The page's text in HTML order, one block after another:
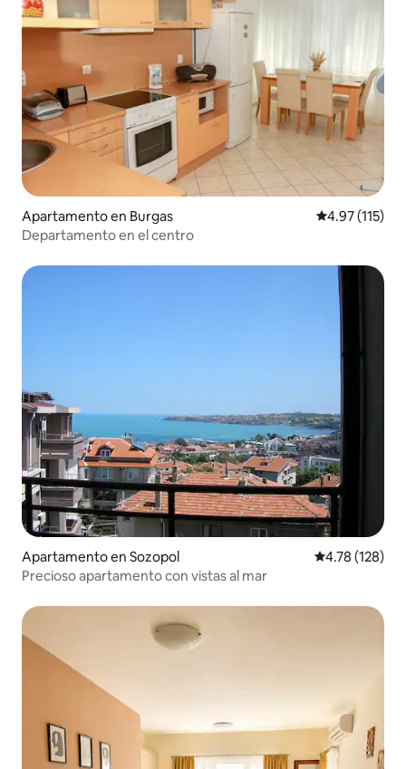
Apartamento en Burgas Calificación
4.97 (115)
Departamento en el centro
Apartamento en Sozopol Calificación
4.78 (128)
Precioso apartamento con vistas al mar